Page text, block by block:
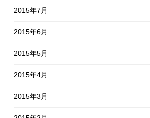
2015年7月
2015年6月
2015年5月
2015年4月
2015年3月